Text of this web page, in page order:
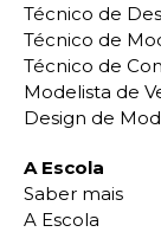
Técnico de
Técnico de
Técnico de
Modelista de
Design de
A Escola
Saber mais
A Escola